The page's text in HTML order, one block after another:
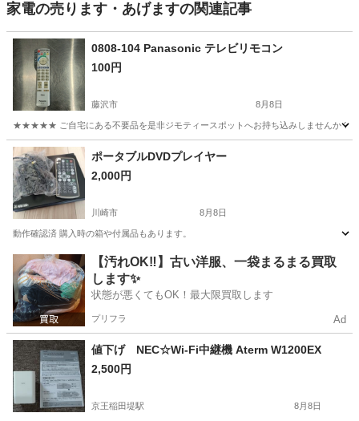
家電の売ります・あげますの関連記事
0808-104 Panasonic テレビリモコン
100円
藤沢市 8月8日
★★★★★ ご自宅にある不要品を是非ジモティースポットへお持ち込みしませんか？
神奈川 藤沢市 テレビ テレビリモコン
ポータブルDVDプレイヤー
2,000円
川崎市 8月8日
動作確認済 購入時の箱や付属品もあります。
神奈川 川崎市 家電 プレイヤー
【汚れOK‼️】古い洋服、一袋まるまる買取
します✨
状態が悪くてもOK！最大限買取します
プリフラ Ad
値下げ NEC☆Wi-Fi中継機 Aterm W1200EX
2,500円
京王稲田堤駅 8月8日